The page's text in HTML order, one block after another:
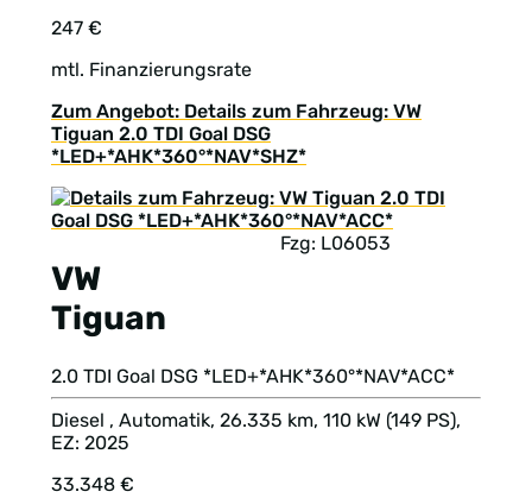
247 €
mtl. Finanzierungsrate
Zum Angebot: Details zum Fahrzeug: VW
Tiguan 2.0 TDI Goal DSG
*LED+*AHK*360°*NAV*SHZ*
VW
Tiguan
Fzg: L06053
2.0 TDI Goal DSG *LED+*AHK*360°*NAV*ACC*
Diesel , Automatik, 26.335 km, 110 kW (149 PS),
EZ: 2025
33.348 €